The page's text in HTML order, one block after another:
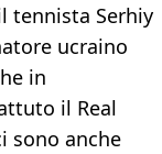
tennista Serhiy
ucraino
in
il Real
sono anche